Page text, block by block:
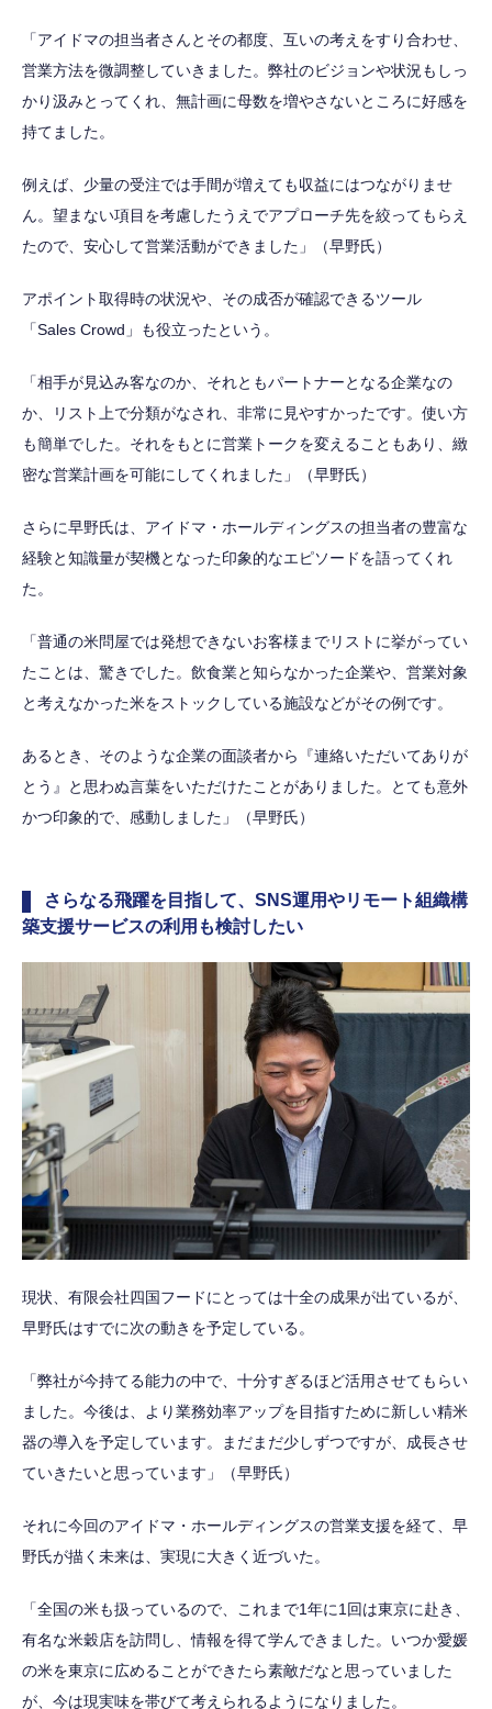
「アイドマの担当者さんとその都度、互いの考えをすり合わせ、
営業方法を微調整していきました。弊社のビジョンや状況もしっ
かり汲みとってくれ、無計画に母数を増やさないところに好感を
持てました。
例えば、少量の受注では手間が増えても収益にはつながりませ
ん。望まない項目を考慮したうえでアプローチ先を絞ってもらえ
たので、安心して営業活動ができました」（早野氏）
アポイント取得時の状況や、その成否が確認できるツール
「Sales Crowd」も役立ったという。
「相手が見込み客なのか、それともパートナーとなる企業なの
か、リスト上で分類がなされ、非常に見やすかったです。使い方
も簡単でした。それをもとに営業トークを変えることもあり、緻
密な営業計画を可能にしてくれました」（早野氏）
さらに早野氏は、アイドマ・ホールディングスの担当者の豊富な
経験と知識量が契機となった印象的なエピソードを語ってくれ
た。
「普通の米問屋では発想できないお客様までリストに挙がってい
たことは、驚きでした。飲食業と知らなかった企業や、営業対象
と考えなかった米をストックしている施設などがその例です。
あるとき、そのような企業の面談者から『連絡いただいてありが
とう』と思わぬ言葉をいただけたことがありました。とても意外
かつ印象的で、感動しました」（早野氏）
さらなる飛躍を目指して、SNS運用やリモート組織構
築支援サービスの利用も検討したい
現状、有限会社四国フードにとっては十全の成果が出ているが、
早野氏はすでに次の動きを予定している。
「弊社が今持てる能力の中で、十分すぎるほど活用させてもらい
ました。今後は、より業務効率アップを目指すために新しい精米
器の導入を予定しています。まだまだ少しずつですが、成長させ
ていきたいと思っています」（早野氏）
それに今回のアイドマ・ホールディングスの営業支援を経て、早
野氏が描く未来は、実現に大きく近づいた。
「全国の米も扱っているので、これまで1年に1回は東京に赴き、
有名な米穀店を訪問し、情報を得て学んできました。いつか愛媛
の米を東京に広めることができたら素敵だなと思っていました
が、今は現実味を帯びて考えられるようになりました。